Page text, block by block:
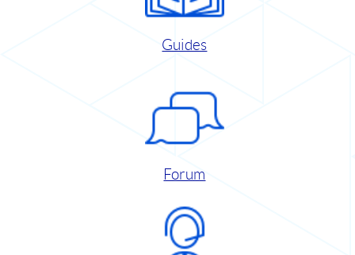
Guides
Forum